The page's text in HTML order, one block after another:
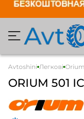
Avtoshini Легкові
ORIUM 501